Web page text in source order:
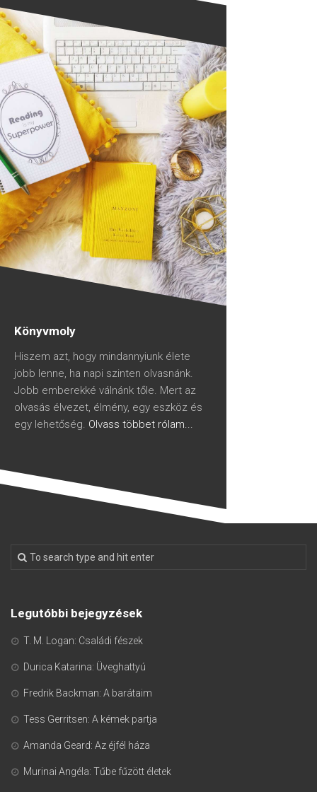
Könyvmoly
Hiszem azt, hogy mindannyiunk élete
jobb lenne, ha napi szinten olvasnánk.
Jobb emberekké válnánk tőle. Mert az
olvasás élvezet, élmény, egy eszköz és
egy lehetőség. Olvass többet rólam...
Legutóbbi bejegyzések
T. M. Logan: Családi fészek
Durica Katarina: Üveghattyú
Fredrik Backman: A barátaim
Tess Gerritsen: A kémek partja
Amanda Geard: Az éjfél háza
Murinai Angéla: Tűbe fűzött életek